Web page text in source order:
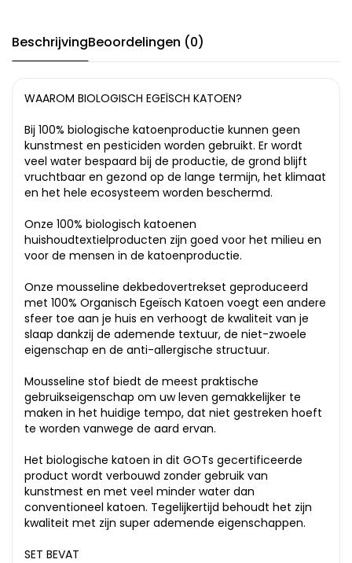
BeschrijvingBeoordelingen (0)
WAAROM BIOLOGISCH EGEÏSCH KATOEN?
Bij 100% biologische katoenproductie kunnen geen
kunstmest en pesticiden worden gebruikt. Er wordt
veel water bespaard bij de productie, de grond blijft
vruchtbaar en gezond op de lange termijn, het klimaat
en het hele ecosysteem worden beschermd.
Onze 100% biologisch katoenen
huishoudtextielproducten zijn goed voor het milieu en
voor de mensen in de katoenproductie.
Onze mousseline dekbedovertrekset geproduceerd
met 100% Organisch Egeïsch Katoen voegt een andere
sfeer toe aan je huis en verhoogt de kwaliteit van je
slaap dankzij de ademende textuur, de niet-zwoele
eigenschap en de anti-allergische structuur.
Mousseline stof biedt de meest praktische
gebruikseigenschap om uw leven gemakkelijker te
maken in het huidige tempo, dat niet gestreken hoeft
te worden vanwege de aard ervan.
Het biologische katoen in dit GOTs gecertificeerde
product wordt verbouwd zonder gebruik van
kunstmest en met veel minder water dan
conventioneel katoen. Tegelijkertijd behoudt het zijn
kwaliteit met zijn super ademende eigenschappen.
SET BEVAT